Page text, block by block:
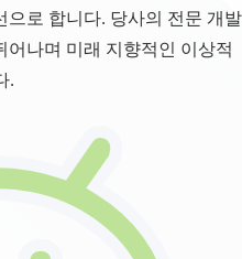
로 합니다. 당사의 전문 개발
나며 미래 지향적인 이상적
.